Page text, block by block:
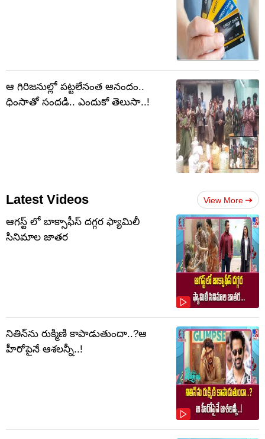
ఆ గిరిజనుల్లో పట్టలేనంత ఆనందం..
ధింసాతో సందడి.. ఎందుకో తెలుసా..!
Latest Videos View More
ఆగస్ట్ లో బాక్సాఫీస్ దగ్గర ఫ్యామిలీ
సినిమాల జాతర
నితిన్‌ను రుక్మిణి కాపాడుతుందా..?ఆ
హీరోపైనే ఆశలన్నీ..!